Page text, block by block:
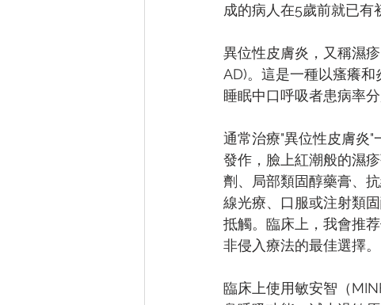
成的病⼈在5歲前就已有
異位性⽪膚炎，又稱濕
AD)。這是⼀種以瘙癢
睡眠中⼝呼吸者患病率分
通常治療"異位性⽪膚炎
發作，臉上紅潮般的濕
劑、局部類固醇藥膏、
線光療、口服或注射類
抵觸。臨床上，我會推
非侵入療法的最佳選擇。
臨床上使⽤敏安智（